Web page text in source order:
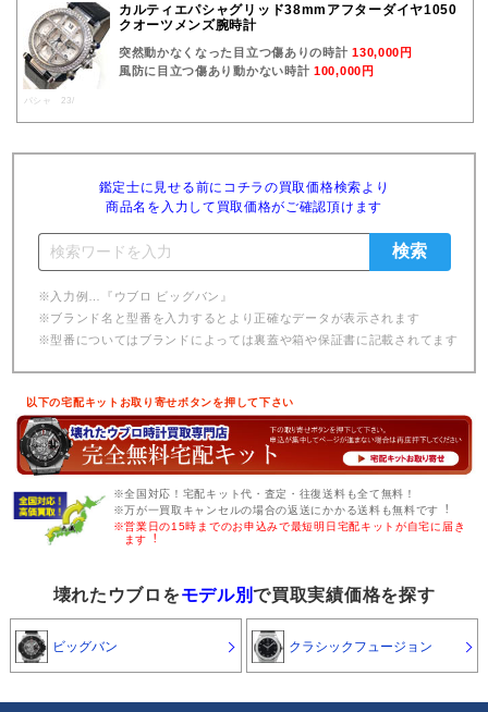
パシャ 23/
カルティエパシャグリッド38mmアフターダイヤ1050
クオーツメンズ腕時計
突然動かなくなった目立つ傷ありの時計130,000円
風防に目立つ傷あり動かない時計100,000円
鑑定士に見せる前にコチラの買取価格検索より
商品名を入力して買取価格がご確認頂けます
※入力例…『ウブロ ビッグバン』
※ブランド名と型番を入力するとより正確なデータが表示されます
※型番についてはブランドによっては裏蓋や箱や保証書に記載されてます
以下の宅配キットお取り寄せボタンを押して下さい
※全国対応！宅配キット代・査定・往復送料も全て無料！
※万が一買取キャンセルの場合の返送にかかる送料も無料です︕
※営業日の15時までのお申込みで最短明日宅配キットが自宅に届き
ます︕
壊れたウブロをモデル別で買取実績価格を探す
ビッグバン クラシックフュージョン